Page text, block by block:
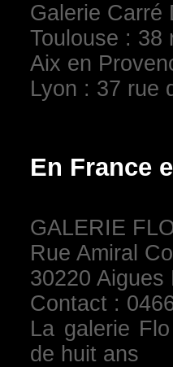
Galerie Carré
Toulouse : 38
Aix en
Lyon : 37 rue
En France
GALERIE
Rue Amiral
30220 Aigues
Contact :
La galerie
de huit ans